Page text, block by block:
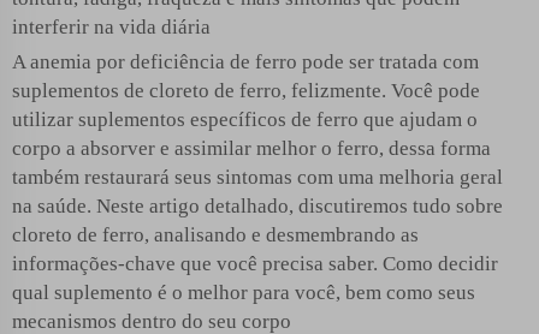
interferir na vida diária
A anemia por deficiência de ferro pode ser tratada com
suplementos de cloreto de ferro, felizmente. Você pode
utilizar suplementos específicos de ferro que ajudam o
corpo a absorver e assimilar melhor o ferro, dessa forma
também restaurará seus sintomas com uma melhoria geral
na saúde. Neste artigo detalhado, discutiremos tudo sobre
cloreto de ferro, analisando e desmembrando as
informações-chave que você precisa saber. Como decidir
qual suplemento é o melhor para você, bem como seus
mecanismos dentro do seu corpo